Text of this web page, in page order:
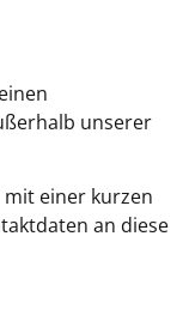
unserer
mit einer kurzen
an diese